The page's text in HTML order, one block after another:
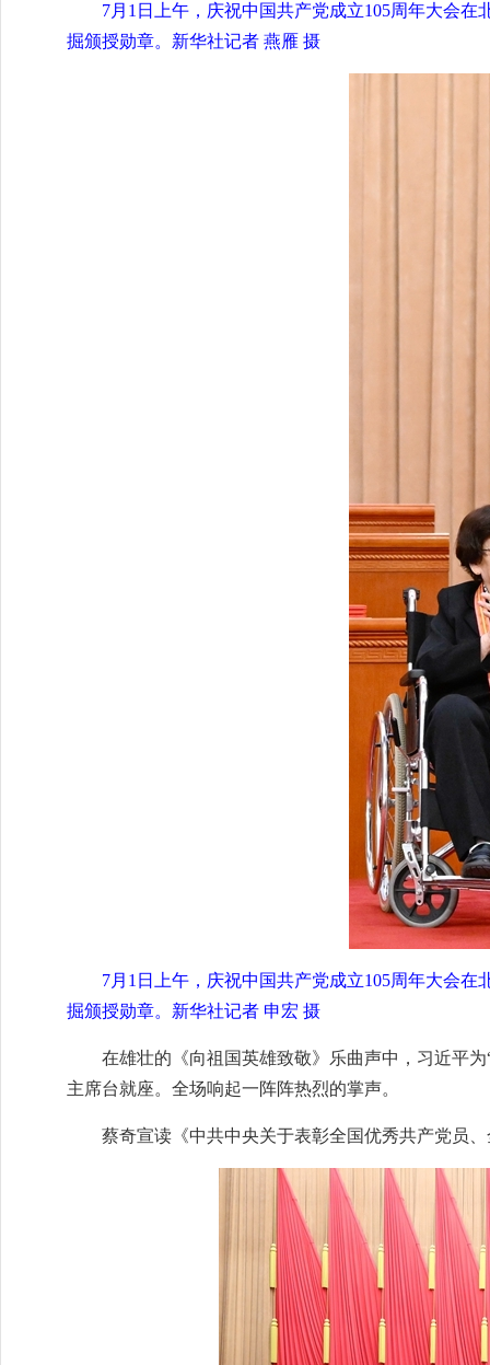
7月1日上午，庆祝中国共产党成立105周年大会
掘颁授勋章。新华社记者 燕雁 摄
7月1日上午，庆祝中国共产党成立105周年大会
掘颁授勋章。新华社记者 申宏 摄
在雄壮的《向祖国英雄致敬》乐曲声中，习近平
主席台就座。全场响起一阵阵热烈的掌声。
蔡奇宣读《中共中央关于表彰全国优秀共产党员